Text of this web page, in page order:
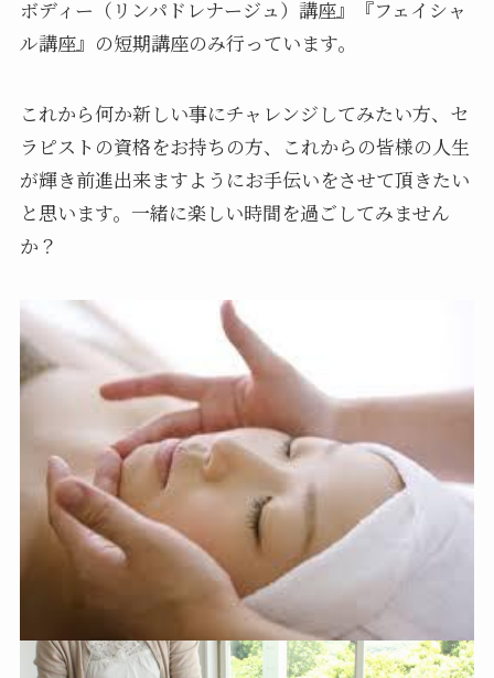
ボディー（リンパドレナージュ）講座』『フェイシャ
ル講座』の短期講座のみ行っています。
これから何か新しい事にチャレンジしてみたい方、セ
ラピストの資格をお持ちの方、これからの皆様の人生
が輝き前進出来ますようにお手伝いをさせて頂きたい
と思います。一緒に楽しい時間を過ごしてみません
か？